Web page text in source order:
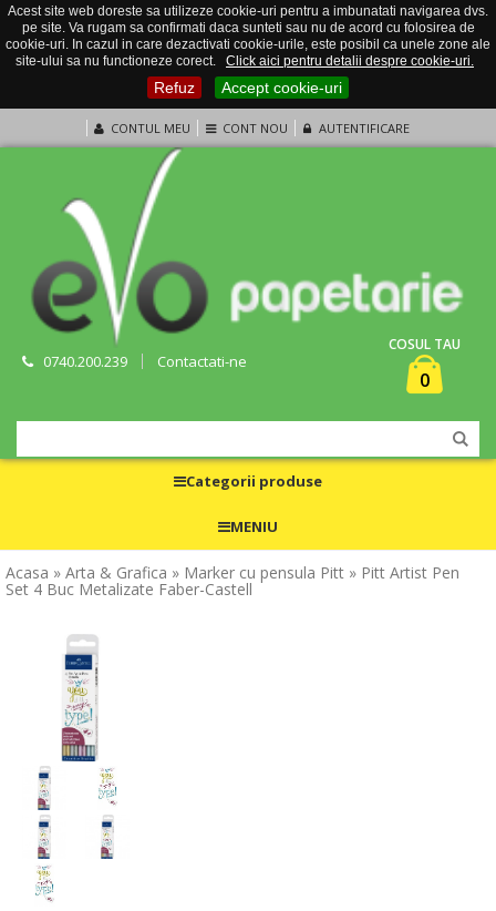
Acest site web doreste sa utilizeze cookie-uri pentru a imbunatati navigarea dvs.
pe site. Va rugam sa confirmati daca sunteti sau nu de acord cu folosirea de
cookie-uri. In cazul in care dezactivati cookie-urile, este posibil ca unele zone ale
site-ului sa nu functioneze corect.
Click aici pentru detalii despre cookie-uri.
Refuz Accept cookie-uri
CONTUL MEU CONT NOU AUTENTIFICARE
0740.200.239 Contactati-ne
COSUL TAU
0
Categorii produse
MENIU
Acasa » Arta & Grafica » Marker cu pensula Pitt » Pitt Artist Pen
Set 4 Buc Metalizate Faber-Castell